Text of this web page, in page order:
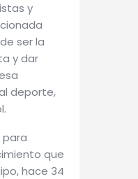
y
ser la
y dar
deporte,
para
que
hace 34